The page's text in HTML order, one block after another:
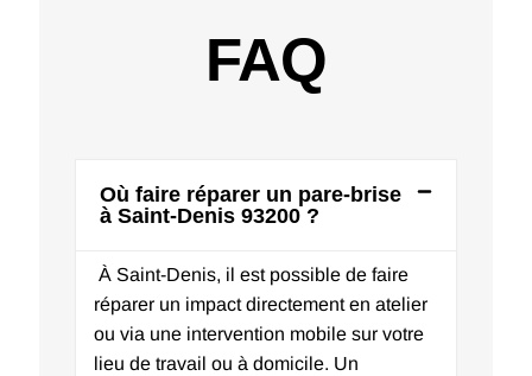
FAQ
Où faire réparer un pare-brise
à Saint-Denis 93200 ?
À Saint-Denis, il est possible de faire
réparer un impact directement en atelier
ou via une intervention mobile sur votre
lieu de travail ou à domicile. Un